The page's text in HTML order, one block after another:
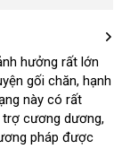
hưởng Hàn
Quốc
rất lớn
gối chănsử
dụng
, hạnh
này có rất
cương dương,
pháp nhập
được